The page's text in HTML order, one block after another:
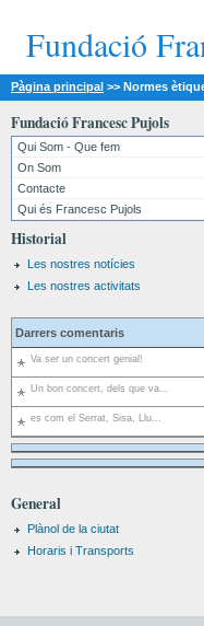
Fundació
Pàgina principal >> Normes
Fundació Francesc Pujols
Qui Som - Que fem
On Som
Contacte
Qui és Francesc Pujols
Historial
Les nostres notícies
Les nostres activitats
Darrers comentaris
Va ser un concert genial!
Un bon concert, dels que va...
es com el Serrat, Sisa, Llu...
General
Plànol de la ciutat
Horaris i Transports